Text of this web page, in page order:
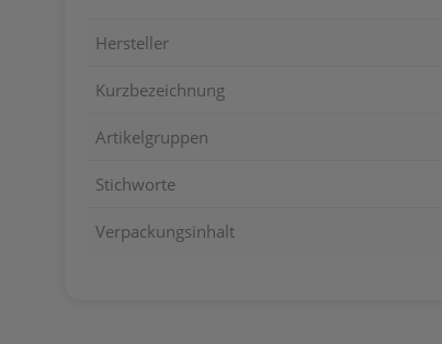
Hersteller
Kurzbezeichnung
Artikelgruppen
Stichworte
Verpackungsinhalt